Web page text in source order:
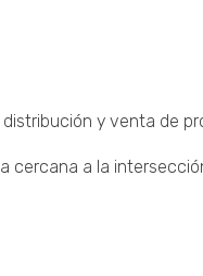
y venta de
cercana a la